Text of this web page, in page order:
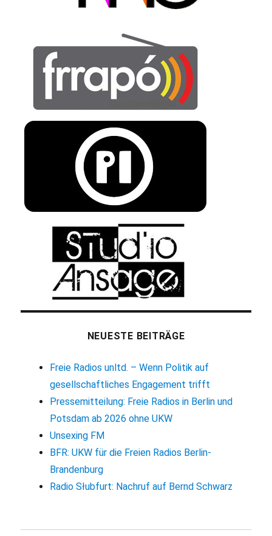
NEUESTE BEITRÄGE
Freie Radios unltd. – Wenn Politik auf
gesellschaftliches Engagement trifft
Pressemitteilung: Freie Radios in Berlin und
Potsdam ab 2026 ohne UKW
Unsexing FM
BFR: UKW für die Freien Radios Berlin-
Brandenburg
Radio Słubfurt: Nachruf auf Bernd Schwarz